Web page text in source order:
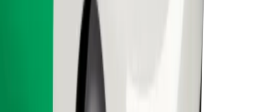
prato favorito!
da Bolt Food